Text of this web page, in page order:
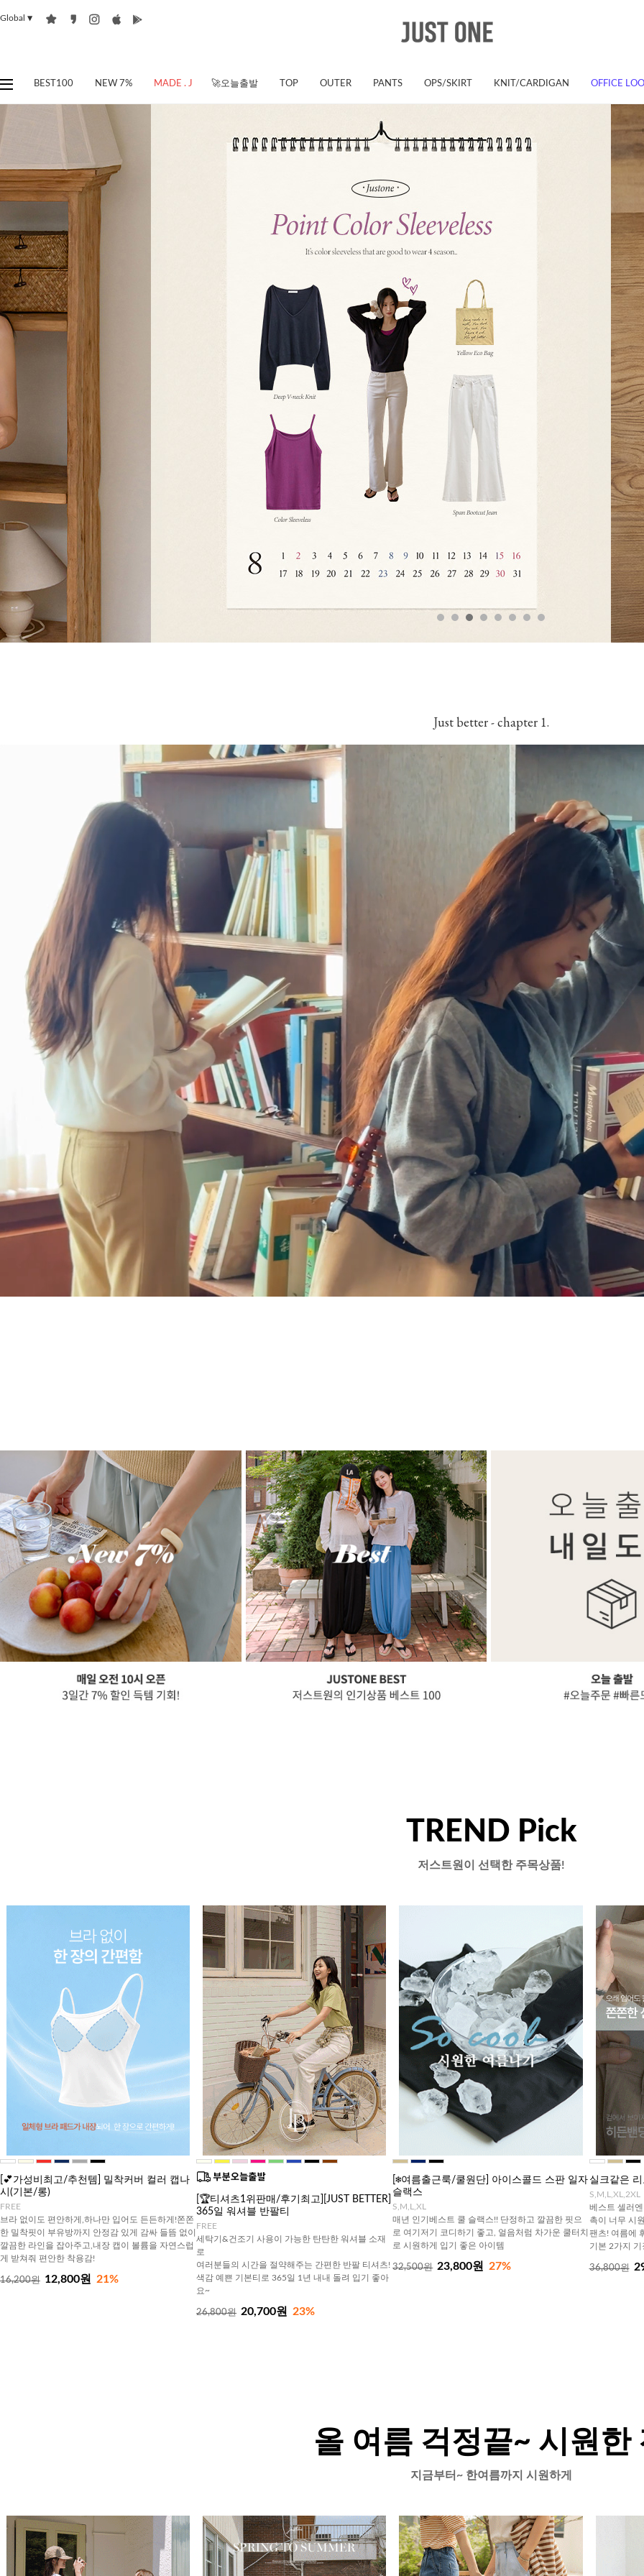
Global ▼
BEST100 NEW 7% MADE . J 🚀오늘출발 TOP OUTER PANTS OPS/SKIRT KNIT/CARDIGAN OFFICE
Just better - chapter 1.
TREND Pick
저스트원이 선택한 주목상품!
[💕가성비최고/추천템] 밀착커버 컬러 캡나
시(기본/롱)
FREE
브라 없이도 편안하게,하나만 입어도 든든하게!쫀쫀
한 밀착핏이 부유방까지 안정감 있게 감싸 들뜸 없이
깔끔한 라인을 잡아주고,내장 캡이 볼륨을 자연스럽
게 받쳐줘 편안한 착용감!
16,200원 12,800원 21%
[🏆티셔츠1위판매/후기최고][JUST BETTER]
365일 워셔블 반팔티
FREE
세탁기&건조기 사용이 가능한 탄탄한 워셔블 소재
로
여러분들의 시간을 절약해주는 간편한 반팔 티셔츠!
색감 예쁜 기본티로 365일 1년 내내 돌려 입기 좋아
요~
26,800원 20,700원 23%
[❄️여름출근룩/쿨원단] 아이스콜드 스판 일자
슬랙스
S,M,L,XL
매년 인기베스트 쿨 슬랙스!! 단정하고 깔끔한 핏으
로 여기저기 코디하기 좋고, 얼음처럼 차가운 쿨터치
로 시원하게 입기 좋은 아이템
32,500원 23,800원 27%
실크같은
S,M,L,XL,2XL
베스트 셀러
촉이 너무 시
팬츠! 여름에
기본 2가지
36,800원
올 여름 걱정끝~ 시원한
지금부터~ 한여름까지 시원하게